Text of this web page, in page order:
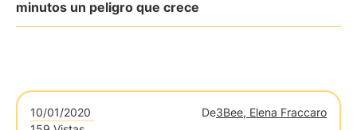
minutos un peligro que crece
10/01/2020 De3Bee, Elena Fraccaro